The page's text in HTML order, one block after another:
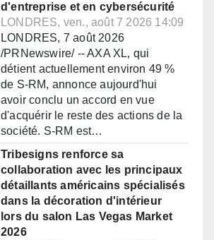
d'entreprise et en cybersécurité
LONDRES, ven., août 7 2026 14:09
LONDRES, 7 août 2026
/PRNewswire/ -- AXA XL, qui
détient actuellement environ 49 %
de S-RM, annonce aujourd'hui
avoir conclu un accord en vue
d'acquérir le reste des actions de la
société. S-RM est…
Tribesigns renforce sa
collaboration avec les principaux
détaillants américains spécialisés
dans la décoration d'intérieur
lors du salon Las Vegas Market
2026